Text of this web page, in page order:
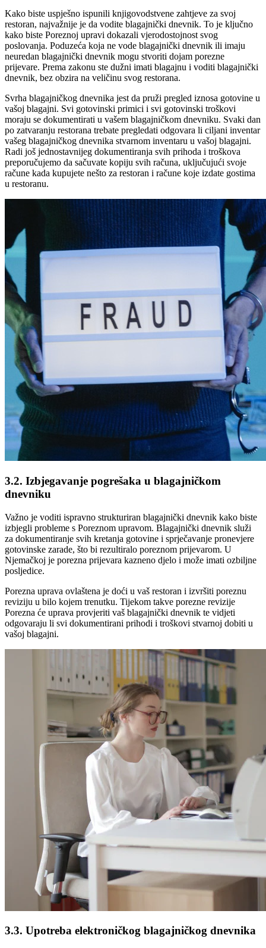
Kako biste uspješno ispunili knjigovodstvene zahtjeve za svoj
restoran, najvažnije je da vodite blagajnički dnevnik. To je ključno
kako biste Poreznoj upravi dokazali vjerodostojnost svog
poslovanja. Poduzeća koja ne vode blagajnički dnevnik ili imaju
neuredan blagajnički dnevnik mogu stvoriti dojam porezne
prijevare. Prema zakonu ste dužni imati blagajnu i voditi blagajnički
dnevnik, bez obzira na veličinu svog restorana.
Svrha blagajničkog dnevnika jest da pruži pregled iznosa gotovine u
vašoj blagajni. Svi gotovinski primici i svi gotovinski troškovi
moraju se dokumentirati u vašem blagajničkom dnevniku. Svaki dan
po zatvaranju restorana trebate pregledati odgovara li ciljani inventar
vašeg blagajničkog dnevnika stvarnom inventaru u vašoj blagajni.
Radi još jednostavnijeg dokumentiranja svih prihoda i troškova
preporučujemo da sačuvate kopiju svih računa, uključujući svoje
račune kada kupujete nešto za restoran i račune koje izdate gostima
u restoranu.
3.2. Izbjegavanje pogrešaka u blagajničkom
dnevniku
Važno je voditi ispravno strukturiran blagajnički dnevnik kako biste
izbjegli probleme s Poreznom upravom. Blagajnički dnevnik služi
za dokumentiranje svih kretanja gotovine i sprječavanje pronevjere
gotovinske zarade, što bi rezultiralo poreznom prijevarom. U
Njemačkoj je porezna prijevara kazneno djelo i može imati ozbiljne
posljedice.
Porezna uprava ovlaštena je doći u vaš restoran i izvršiti poreznu
reviziju u bilo kojem trenutku. Tijekom takve porezne revizije
Porezna će uprava provjeriti vaš blagajnički dnevnik te vidjeti
odgovaraju li svi dokumentirani prihodi i troškovi stvarnoj dobiti u
vašoj blagajni.
3.3. Upotreba elektroničkog blagajničkog dnevnika